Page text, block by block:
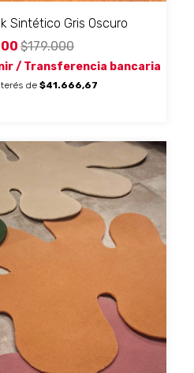
Sintético Gris Oscuro
$179.000
/ Transferencia bancaria
de $41.666,67